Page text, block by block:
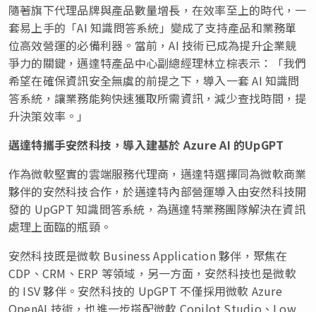
隨著旗下代理品牌與產品數量增長，在效率至上的時代，一
套易上手的「AI 知識問答系統」變成了支持產品和業務單
位高效營運的必備利器。當前，AI 技術已成為提升企業競
爭力的關鍵，邁達特產品中心副總經理林立棕表示：「我們
希望在確保資訊安全無虞的前提之下，導入一套 AI 知識問
答系統，讓業務能夠快速獲取所需資訊，減少查找時間，提
升決策效率。」
邁達特攜手安然科技，導入建基於Azure AI 的UpGPT
作為微軟堅實的雲端服務代理商，邁達特選擇同為微軟商業
夥伴的安然科技合作，於邁達特內部營運導入由安然科技開
發的 UpGPT 知識問答系統，為邁達特業務團隊解決在資訊
處理上面臨的瓶頸。
安然科技既是微軟 Business Application 夥伴，聚焦在
CDP、CRM、ERP 等領域，另一方面，安然科技也是微軟
的 ISV 夥伴。安然科技的 UpGPT 不僅採用微軟 Azure
OpenAI 技術，也進一步搭配微軟 Copilot Studio、Low